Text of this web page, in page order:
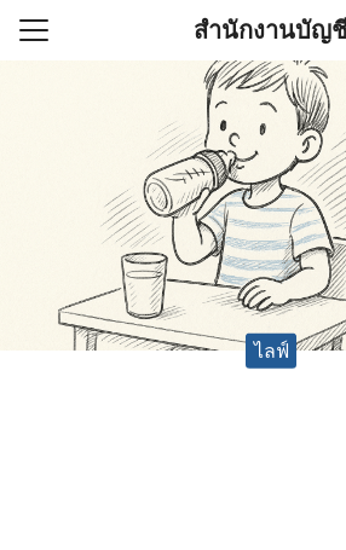
Skip
สำนักงานบัญ
านบัญชี (Accounting
ช่วยสำคัญในการบริหาร
ไลฟ์